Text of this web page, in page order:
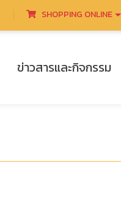
SHOPPING ONLINE
ข่าวสารและกิจกรรม